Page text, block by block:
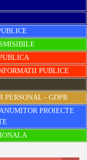
PUBLICE
PERSONAL - GDPR
PROIECTE